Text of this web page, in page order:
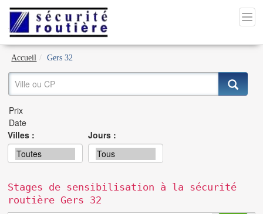
Accueil Gers 32
Villes : Jours :
Stages de sensibilisation à la sécurité
routière Gers 32